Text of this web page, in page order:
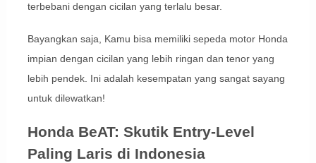
terbebani dengan cicilan yang terlalu besar.
Bayangkan saja, Kamu bisa memiliki sepeda motor Honda
impian dengan cicilan yang lebih ringan dan tenor yang
lebih pendek. Ini adalah kesempatan yang sangat sayang
untuk dilewatkan!
Honda BeAT: Skutik Entry-Level
Paling Laris di Indonesia